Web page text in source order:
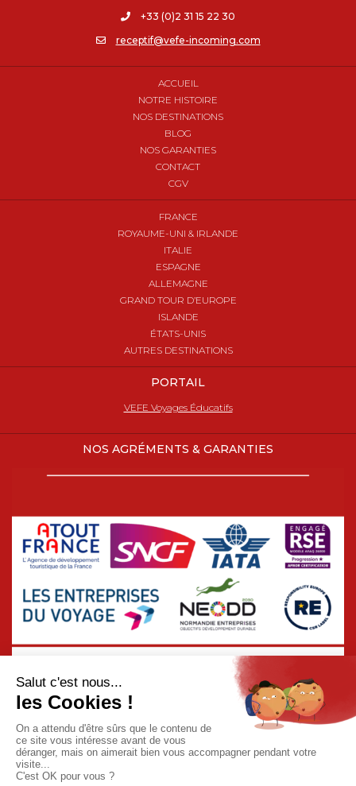
+33 (0)2 31 15 22 30
receptif@vefe-incoming.com
ACCUEIL
NOTRE HISTOIRE
NOS DESTINATIONS
BLOG
NOS GARANTIES
CONTACT
CGV
FRANCE
ROYAUME-UNI & IRLANDE
ITALIE
ESPAGNE
ALLEMAGNE
GRAND TOUR D’EUROPE
ISLANDE
ÉTATS-UNIS
AUTRES DESTINATIONS
PORTAIL
VEFE Voyages Éducatifs
NOS AGRÉMENTS & GARANTIES